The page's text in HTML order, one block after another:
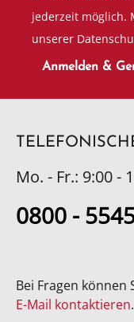
jederzeit möglich.
unserer
Anmelden &
Mo. - Fr.: 9:00 -
0800 -
Bei Fragen
E-Mail kontaktieren.